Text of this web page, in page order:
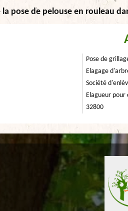
la pose de pelouse en rouleau
Pose de
Elagage
Société
Elagueur pour
32800